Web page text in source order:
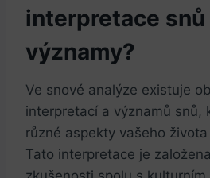
interpretace
významy?
Ve snové analýze existuje
interpretací a významů snů,
různé aspekty vašeho
Tato interpretace je